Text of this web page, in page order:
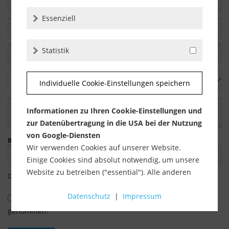
Bitte geben Sie die Zeichenfolge in das nachfolgende Textfeld ein.
Die mit einem * markierten Felder sind Pflichtfelder.
Datenschutzbestimmungenzur Kenntnis
genommen.
Essenziell
Statistik
Individuelle Cookie-Einstellungen speichern
Informationen zu Ihren Cookie-Einstellungen und
zur Datenübertragung in die USA bei der Nutzung
von Google-Diensten
Wir verwenden Cookies auf unserer Website.
Einige Cookies sind absolut notwendig, um unsere
Website zu betreiben ("essential"). Alle anderen
Verwendung zustimmen (z. B. für Google Maps).
Datenschutz | Impressum